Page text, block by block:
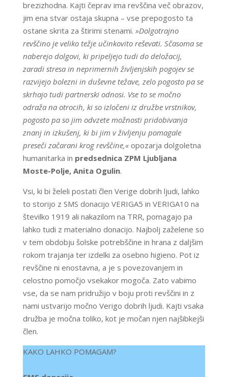
brezizhodna. Kajti čeprav ima revščina več obrazov,
jim ena stvar ostaja skupna – vse prepogosto ta
ostane skrita za štirimi stenami. »Dolgotrajno
revščino je veliko težje učinkovito reševati. Sčasoma se
naberejo dolgovi, ki pripeljejo tudi do deložacij,
zaradi stresa in neprimernih življenjskih pogojev se
razvijejo bolezni in duševne težave, zelo pogosto pa se
skrhajo tudi partnerski odnosi. Vse to se močno
odraža na otrocih, ki so izločeni iz družbe vrstnikov,
pogosto pa so jim odvzete možnosti pridobivanja
znanj in izkušenj, ki bi jim v življenju pomagale
preseči začarani krog revščine,«opozarja dolgoletna
humanitarka in predsednica ZPM Ljubljana
Moste-Polje, Anita Ogulin.
Vsi, ki bi želeli postati člen Verige dobrih ljudi, lahko
to storijo z SMS donacijo VERIGA5 in VERIGA10 na
številko 1919 ali nakazilom na TRR, pomagajo pa
lahko tudi z materialno donacijo. Najbolj zaželene so
v tem obdobju šolske potrebščine in hrana z daljšim
rokom trajanja ter izdelki za osebno higieno. Pot iz
revščine ni enostavna, a je s povezovanjem in
celostno pomočjo vsekakor mogoča. Zato vabimo
vse, da se nam pridružijo v boju proti revščini in z
nami ustvarijo močno Verigo dobrih ljudi. Kajti vsaka
družba je močna toliko, kot je močan njen najšibkejši
člen.
KAKO LAHKO POMAGAM?